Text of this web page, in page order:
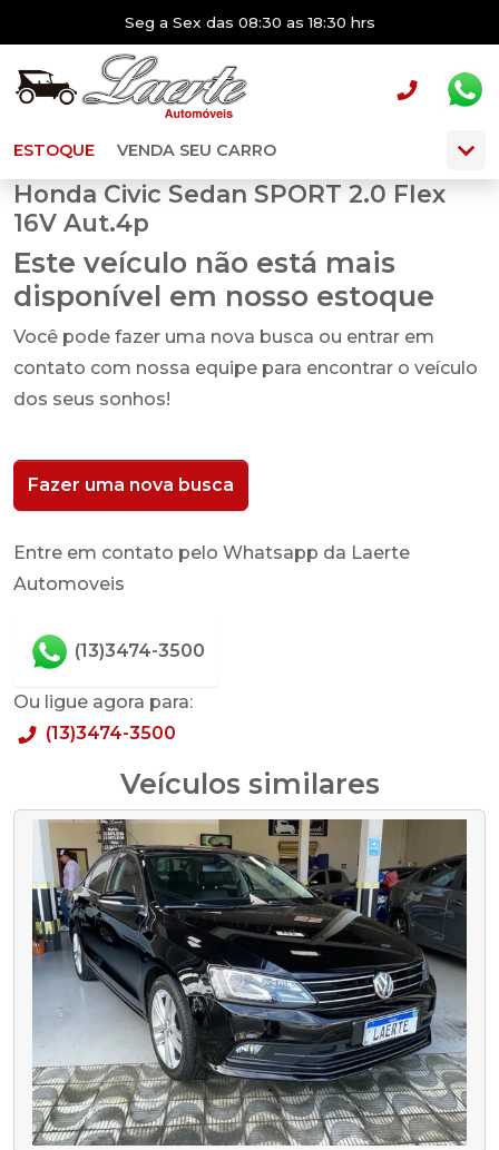
Seg a Sex das 08:30 as 18:30 hrs
ESTOQUE VENDA SEU CARRO
Honda Civic Sedan SPORT 2.0 Flex
16V Aut.4p
Este veículo não está mais
disponível em nosso estoque
Você pode fazer uma nova busca ou entrar em
contato com nossa equipe para encontrar o veículo
dos seus sonhos!
Fazer uma nova busca
Entre em contato pelo Whatsapp da Laerte
Automoveis
(13)3474-3500
Ou ligue agora para:
(13)3474-3500
Veículos similares